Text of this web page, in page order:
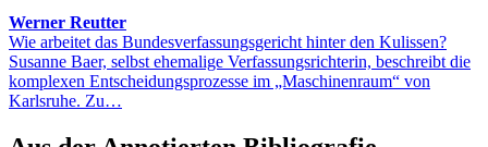
Werner Reutter
Wie arbeitet das Bundesverfassungsgericht hinter den Kulissen?
Susanne Baer, selbst ehemalige Verfassungsrichterin, beschreibt die
komplexen Entscheidungsprozesse im „Maschinenraum“ von
Karlsruhe. Zu…